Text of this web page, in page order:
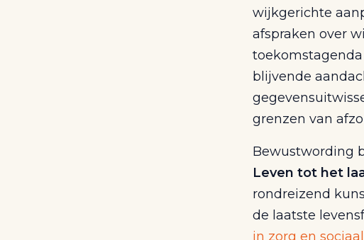
wijkgerichte
afspraken over
blijvende
grenzen van
Bewustwording
Leven tot het
rondreizend
de laatste
in zorg en